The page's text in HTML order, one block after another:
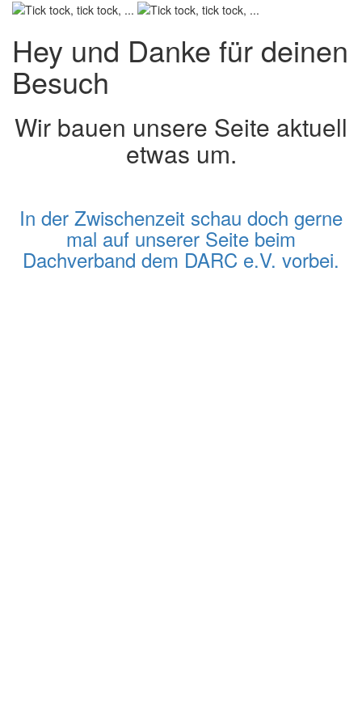
Hey und Danke für deinen
Besuch
Wir bauen unsere Seite aktuell
etwas um.
In der Zwischenzeit schau doch gerne
mal auf unserer Seite beim
Dachverband dem DARC e.V. vorbei.